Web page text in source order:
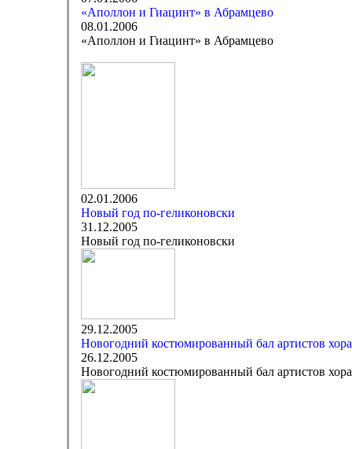
«Аполлон и Гиацинт» в Абрамцево
08.01.2006
«Аполлон и Гиацинт» в Абрамцево
02.01.2006
Новый год по-геликоновски
31.12.2005
Новый год по-геликоновски
29.12.2005
Новогодний костюмированный бал артистов хора
26.12.2005
Новогодний костюмированный бал артистов хора